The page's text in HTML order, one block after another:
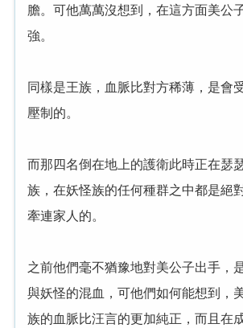
膽。可他萬萬沒想到，在這方面美公
強。
同樣是王族，血脈比對方稀薄，是會
壓制的。
而那四名倒在地上的護衛此時正在瑟
族，在妖怪族的任何種群之中都是絕
牽連家人的。
之前他們毫不猶豫地對美公子出手，
與妖怪的混血，可他們如何能想到，
族的血脈比汪言的更加純正，而且在